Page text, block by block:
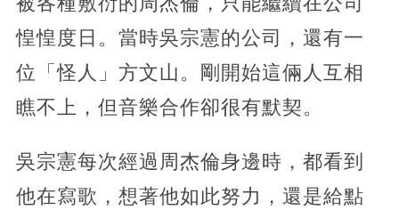
惶惶度日。當時吳宗憲的公司，還有一
位「怪人」方文山。剛開始這倆人互相
瞧不上，但音樂合作卻很有默契。
吳宗憲每次經過周杰倫身邊時，都看到
他在寫歌，想著他如此努力，還是給點